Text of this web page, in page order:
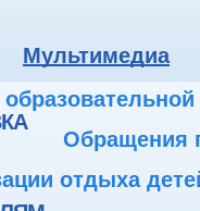
Мультимедиа
Обращения
отдыха